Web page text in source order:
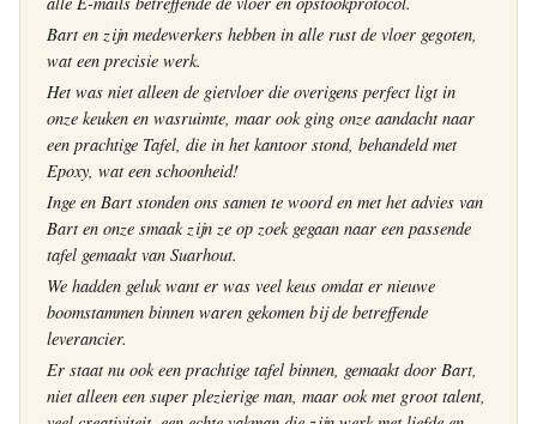
Bart en zijn medewerkers hebben in alle rust de vloer gegoten,
wat een precisie werk.
Het was niet alleen de gietvloer die overigens perfect ligt in
onze keuken en wasruimte, maar ook ging onze aandacht naar
een prachtige Tafel, die in het kantoor stond, behandeld met
Epoxy, wat een schoonheid!
Inge en Bart stonden ons samen te woord en met het advies van
Bart en onze smaak zijn ze op zoek gegaan naar een passende
tafel gemaakt van Suarhout.
We hadden geluk want er was veel keus omdat er nieuwe
boomstammen binnen waren gekomen bij de betreffende
leverancier.
Er staat nu ook een prachtige tafel binnen, gemaakt door Bart,
niet alleen een super plezierige man, maar ook met groot talent,